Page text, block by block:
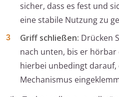
sicher, dass es fest und
eine stabile Nutzung zu
Griff schließen: Drücken
nach unten, bis er hörbar
hierbei unbedingt darauf,
Mechanismus